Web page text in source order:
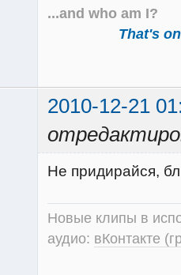
...and who am I?
That's
2010-12-21
Не придирайся,
Новые клипы в
аудио: вКонтакте